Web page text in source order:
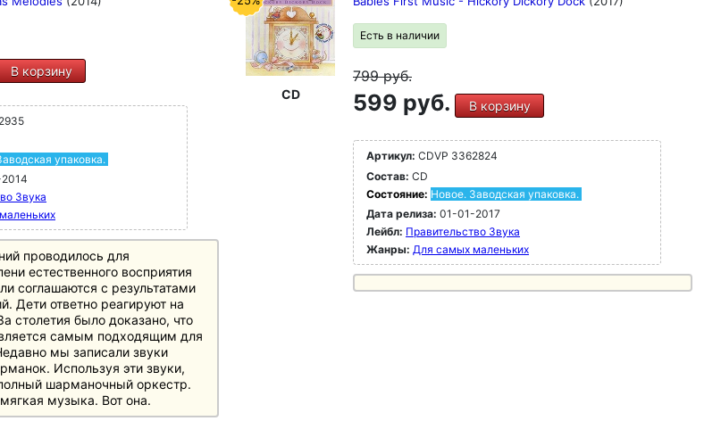
в наш огромный мир!
В корзину
упаковка.
Звука
проводилось для
естественного восприятия
соглашаются с результатами
Дети ответно реагируют на
столетия было доказано, что
самым подходящим для
мы записали звуки
Используя эти звуки,
шарманочный оркестр.
музыка. Вот она.
CD
Есть в наличии
799руб.
599 руб. В корзину
Артикул: CDVP 3362824
Состав: CD
Состояние: Новое. Заводская упаковка.
Дата релиза: 01-01-2017
Лейбл: Правительство Звука
Жанры: Для самых маленьких